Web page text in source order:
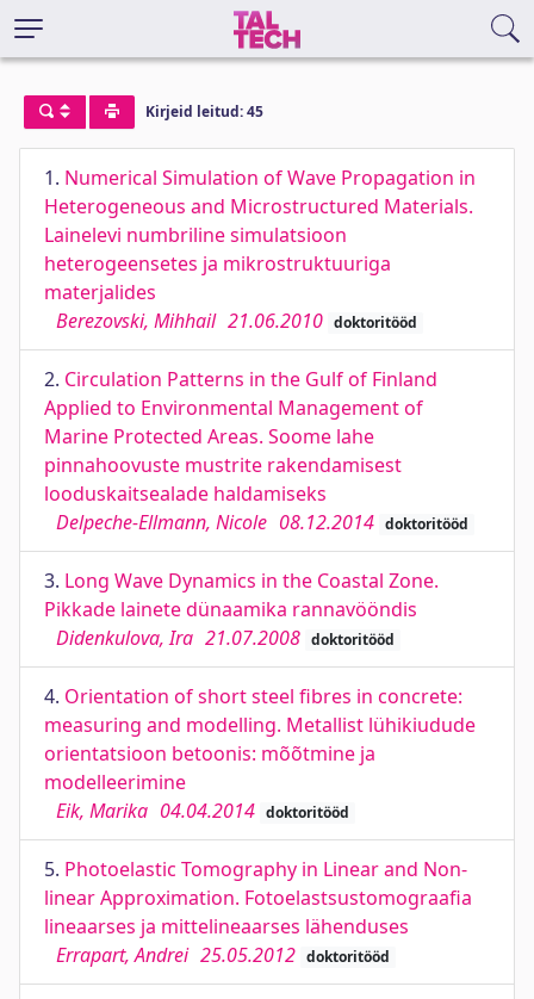
Kirjeid leitud: 45
1. Numerical Simulation of Wave Propagation in
Heterogeneous and Microstructured Materials.
Lainelevi numbriline simulatsioon
heterogeensetes ja mikrostruktuuriga
materjalides
Berezovski, Mihhail 21.06.2010 doktoritööd
2. Circulation Patterns in the Gulf of Finland
Applied to Environmental Management of
Marine Protected Areas. Soome lahe
pinnahoovuste mustrite rakendamisest
looduskaitsealade haldamiseks
Delpeche-Ellmann, Nicole 08.12.2014 doktoritööd
3. Long Wave Dynamics in the Coastal Zone.
Pikkade lainete dünaamika rannavööndis
Didenkulova, Ira 21.07.2008 doktoritööd
4. Orientation of short steel fibres in concrete:
measuring and modelling. Metallist lühikiudude
orientatsioon betoonis: mõõtmine ja
modelleerimine
Eik, Marika 04.04.2014 doktoritööd
5. Photoelastic Tomography in Linear and Non-
linear Approximation. Fotoelastsustomograafia
lineaarses ja mittelineaarses lähenduses
Errapart, Andrei 25.05.2012 doktoritööd